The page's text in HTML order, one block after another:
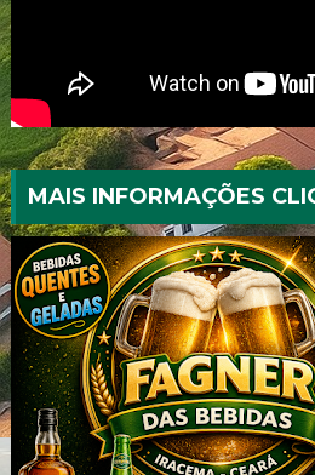
MAIS INFORMAÇÕES